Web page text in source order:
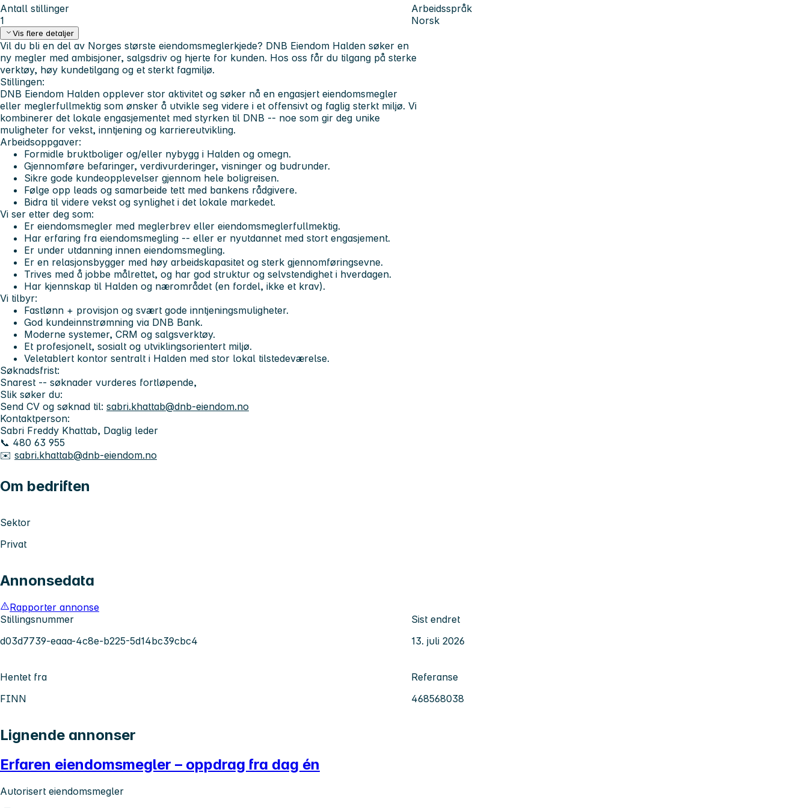
Antall stillinger
1
Arbeidsspråk
Norsk
Vis flere detaljer
Vil du bli en del av Norges største eiendomsmeglerkjede? DNB Eiendom Halden søker en
ny megler med ambisjoner, salgsdriv og hjerte for kunden. Hos oss får du tilgang på sterke
verktøy, høy kundetilgang og et sterkt fagmiljø.
Stillingen:
DNB Eiendom Halden opplever stor aktivitet og søker nå en engasjert eiendomsmegler
eller meglerfullmektig som ønsker å utvikle seg videre i et offensivt og faglig sterkt miljø. Vi
kombinerer det lokale engasjementet med styrken til DNB -- noe som gir deg unike
muligheter for vekst, inntjening og karriereutvikling.
Arbeidsoppgaver:
Formidle bruktboliger og/eller nybygg i Halden og omegn.
Gjennomføre befaringer, verdivurderinger, visninger og budrunder.
Sikre gode kundeopplevelser gjennom hele boligreisen.
Følge opp leads og samarbeide tett med bankens rådgivere.
Bidra til videre vekst og synlighet i det lokale markedet.
Vi ser etter deg som:
Er eiendomsmegler med meglerbrev eller eiendomsmeglerfullmektig.
Har erfaring fra eiendomsmegling -- eller er nyutdannet med stort engasjement.
Er under utdanning innen eiendomsmegling.
Er en relasjonsbygger med høy arbeidskapasitet og sterk gjennomføringsevne.
Trives med å jobbe målrettet, og har god struktur og selvstendighet i hverdagen.
Har kjennskap til Halden og nærområdet (en fordel, ikke et krav).
Vi tilbyr:
Fastlønn + provisjon og svært gode inntjeningsmuligheter.
God kundeinnstrømning via DNB Bank.
Moderne systemer, CRM og salgsverktøy.
Et profesjonelt, sosialt og utviklingsorientert miljø.
Veletablert kontor sentralt i Halden med stor lokal tilstedeværelse.
Søknadsfrist:
Snarest -- søknader vurderes fortløpende,
Slik søker du:
Send CV og søknad til: sabri.khattab@dnb-eiendom.no
Kontaktperson:
Sabri Freddy Khattab, Daglig leder
📞 480 63 955
✉️ sabri.khattab@dnb-eiendom.no
Om bedriften
Sektor
Privat
Annonsedata
Rapporter annonse
Stillingsnummer
d03d7739-eaaa-4c8e-b225-5d14bc39cbc4
Sist endret
13. juli 2026
Hentet fra
FINN
Referanse
468568038
Lignende annonser
Erfaren eiendomsmegler – oppdrag fra dag én
Autorisert eiendomsmegler